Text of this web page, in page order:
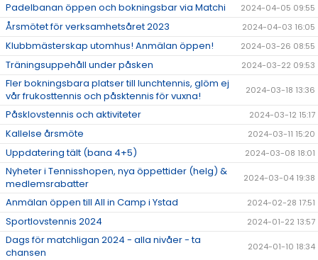
Padelbanan öppen och bokningsbar via Matchi 2024-04-05 09:55
Årsmötet för verksamhetsåret 2023 2024-04-03 16:05
Klubbmästerskap utomhus! Anmälan öppen! 2024-03-26 08:55
Träningsuppehåll under påsken 2024-03-22 09:53
Fler bokningsbara platser till lunchtennis, glöm ej
vår frukosttennis och påsktennis för vuxna!
2024-03-18 13:36
Påsklovstennis och aktiviteter 2024-03-12 15:17
Kallelse årsmöte 2024-03-11 15:20
Uppdatering tält (bana 4+5) 2024-03-08 18:01
Nyheter i Tennisshopen, nya öppettider (helg) &
medlemsrabatter
2024-03-04 19:38
Anmälan öppen till All in Camp i Ystad 2024-02-28 17:51
Sportlovstennis 2024 2024-01-22 13:57
Dags för matchligan 2024 - alla nivåer - ta
chansen
2024-01-10 18:34